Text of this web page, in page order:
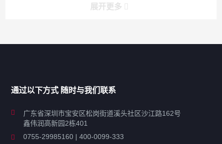
展开更多
工业超声波清洗设备
通过以下方式 随时与我们联系
广东省深圳市宝安区松岗街道溪头社区沙江路162号
鑫伟润高新园2栋401
0755-29985160 | 400-0099-333